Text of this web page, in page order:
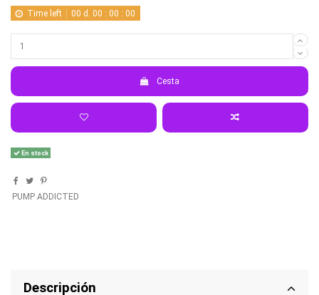
Time left 00 d. 00 :00 :00
Cesta
En stock
PUMP ADDICTED
Descripción